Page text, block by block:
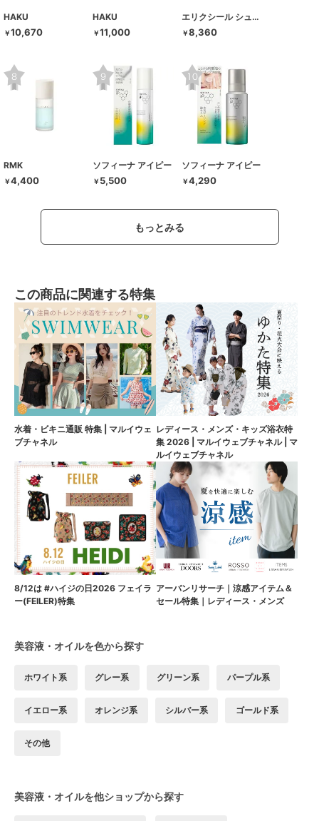
HAKU
￥10,670
HAKU
￥11,000
エリクシール シュペリエル
￥8,360
RMK
￥4,400
ソフィーナ アイピー
￥ 5,500
ソフィーナ アイピー
￥4,290
もっとみる
この商品に関連する特集
水着・ビキニ通販 特集 | マルイウェ
ブチャネル
レディース・メンズ・キッズ浴衣特
集 2026 | マルイウェブチャネル | マ
ルイウェブチャネル
8/12は #ハイジの日2026 フェイラ
ー(FEILER)特集
アーバンリサーチ｜涼感アイテム＆
セール特集｜レディース・メンズ
美容液・オイルを色から探す
ホワイト系 グレー系 グリーン系 パープル系
イエロー系 オレンジ系 シルバー系 ゴールド系
その他
美容液・オイルを他ショップから探す